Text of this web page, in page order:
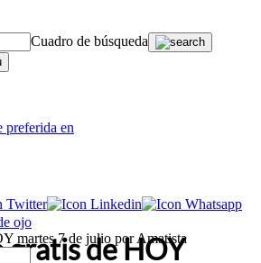
Cuadro de búsqueda
martes 7 de julio por Amatista
en
de HOY